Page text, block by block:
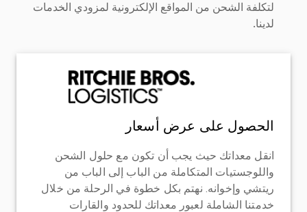
لتكلفة الشحن من المواقع الإلكترونية لمزودي الخدمات
لدينا.
الحصول على عرض أسعار
انقل معداتك حيث يجب أن تكون مع حلول الشحن
واللوجستيات المتكاملة من الباب إلى الباب من
ريتشي وإخوانه. نهتم بكل خطوة في الرحلة من خلال
خدمتنا الشاملة لعبور معداتك للحدود والقارات